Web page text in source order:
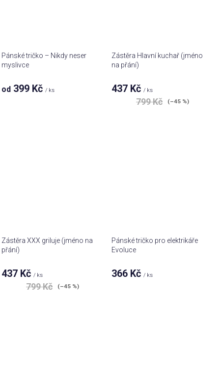
Pánské tričko – Nikdy neser
myslivce
od 399 Kč/ ks
Zástěra Hlavní kuchař (jméno
na přání)
437 Kč/ ks
799 Kč (–45 %)
Zástěra XXX griluje (jméno na
přání)
437 Kč / ks
799 Kč (–45 %)
Pánské tričko pro elektrikáře
Evoluce
366 Kč / ks